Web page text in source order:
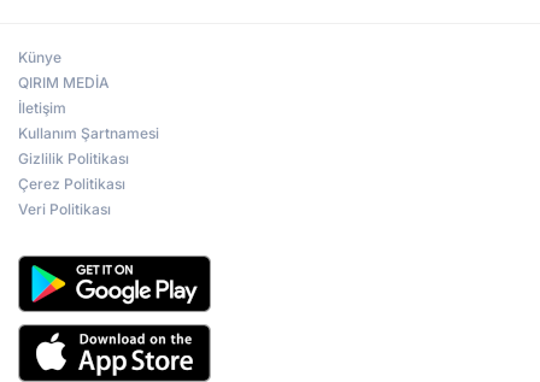
Künye
QIRIM MEDİA
İletişim
Kullanım Şartnamesi
Gizlilik Politikası
Çerez Politikası
Veri Politikası